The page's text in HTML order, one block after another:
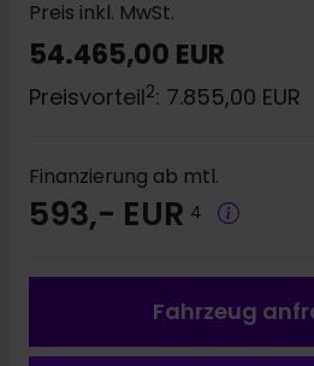
Preis inkl. MwSt.
54.465,00 EUR
Preisvorteil2: 7.855,00 EUR
Finanzierung ab mtl.
593,- EUR 4
Fahrzeug a